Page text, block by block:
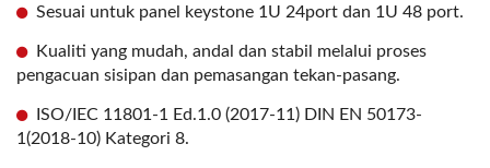
Sesuai untuk panel keystone 1U 24port dan 1U 48 port.
Kualiti yang mudah, andal dan stabil melalui proses
pengacuan sisipan dan pemasangan tekan-pasang.
ISO/IEC 11801-1 Ed.1.0 (2017-11) DIN EN 50173-
1(2018-10) Kategori 8.